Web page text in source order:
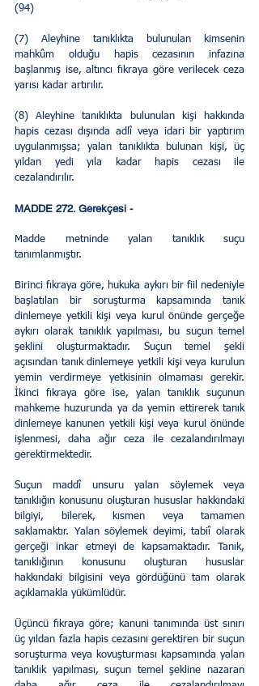
(94)
(7) Aleyhine tanıklıkta bulunulan kimsenin
mahkûm olduğu hapis cezasının infazına
başlanmış ise, altıncı fıkraya göre verilecek ceza
yarısı kadar artırılır.
(8) Aleyhine tanıklıkta bulunulan kişi hakkında
hapis cezası dışında adlî veya idari bir yaptırım
uygulanmışsa; yalan tanıklıkta bulunan kişi, üç
yıldan yedi yıla kadar hapis cezası ile
cezalandırılır.
MADDE 272. Gerekçesi -
Madde metninde yalan tanıklık suçu
tanımlanmıştır.
Birinci fıkraya göre, hukuka aykırı bir fiil nedeniyle
başlatılan bir soruşturma kapsamında tanık
dinlemeye yetkili kişi veya kurul önünde gerçeğe
aykırı olarak tanıklık yapılması, bu suçun temel
şeklini oluşturmaktadır. Suçun temel şekli
açısından tanık dinlemeye yetkili kişi veya kurulun
yemin verdirmeye yetkisinin olmaması gerekir.
İkinci fıkraya göre ise, yalan tanıklık suçunun
mahkeme huzurunda ya da yemin ettirerek tanık
dinlemeye kanunen yetkili kişi veya kurul önünde
işlenmesi, daha ağır ceza ile cezalandırılmayı
gerektirmektedir.
Suçun maddî unsuru yalan söylemek veya
tanıklığın konusunu oluşturan hususlar hakkındaki
bilgiyi, bilerek, kısmen veya tamamen
saklamaktır. Yalan söylemek deyimi, tabiî olarak
gerçeği inkar etmeyi de kapsamaktadır. Tanık,
tanıklığının konusunu oluşturan hususlar
hakkındaki bilgisini veya gördüğünü tam olarak
açıklamakla yükümlüdür.
Üçüncü fıkraya göre; kanuni tanımında üst sınırı
üç yıldan fazla hapis cezasını gerektiren bir suçun
soruşturma veya kovuşturması kapsamında yalan
tanıklık yapılması, suçun temel şekline nazaran